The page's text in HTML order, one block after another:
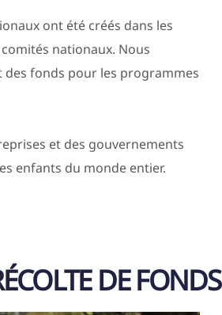
ont été créés dans les
nationaux. Nous
fonds pour les programmes
et des gouvernements
enfants du monde entier.
DE FONDS